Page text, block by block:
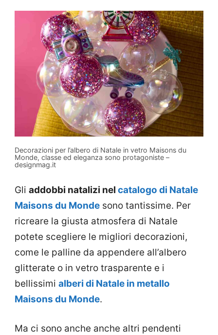
Decorazioni per l’albero di Natale in vetro Maisons du
Monde, classe ed eleganza sono protagoniste –
designmag.it
Gli addobbi natalizi nel catalogo di Natale
Maisons du Monde sono tantissime. Per
ricreare la giusta atmosfera di Natale
potete scegliere le migliori decorazioni,
come le palline da appendere all’albero
glitterate o in vetro trasparente e i
bellissimi alberi di Natale in metallo
Maisons du Monde.
Ma ci sono anche anche altri pendenti